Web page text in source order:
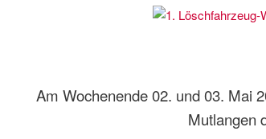
Am Wochenende 02. und 03. Mai
Mutlangen